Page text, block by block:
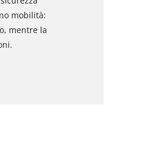
mobilità:
mentre la